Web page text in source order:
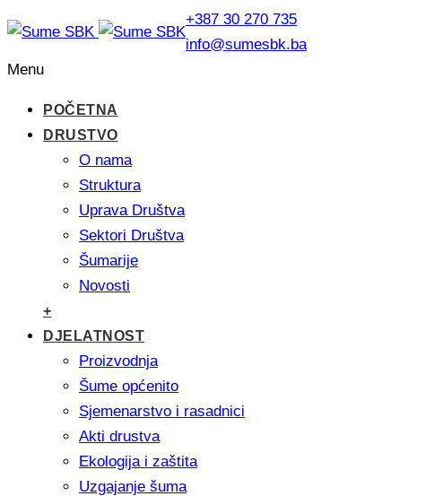
+387 30 270 735
info@sumesbk.ba
Menu
POČETNA
DRUSTVO
O nama
Struktura
Uprava Društva
Sektori Društva
Šumarije
Novosti
+
DJELATNOST
Proizvodnja
Šume općenito
Sjemenarstvo i rasadnici
Akti drustva
Ekologija i zaštita
Uzgajanje šuma